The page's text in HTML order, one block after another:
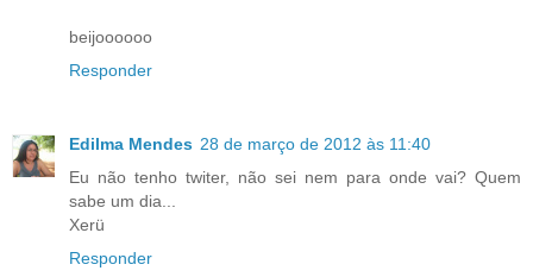
beijoooooo
Responder
Edilma Mendes 28 de março de 2012 às 11:40
Eu não tenho twiter, não sei nem para onde vai? Quem
sabe um dia...
Xerü
Responder